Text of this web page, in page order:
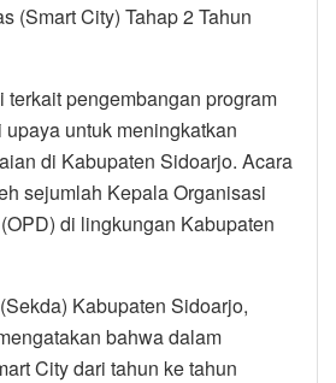
(Smart City) Tahap 2 Tahun
pengembangan program
untuk meningkatkan
di Kabupaten Sidoarjo. Acara
sejumlah Kepala Organisasi
di lingkungan Kabupaten
Kabupaten Sidoarjo,
bahwa dalam
City dari tahun ke tahun